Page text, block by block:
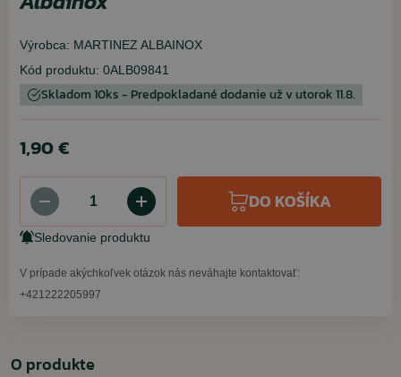
Výrobca: MARTINEZ ALBAINOX
Kód produktu: 0ALB09841
Skladom 10ks - Predpokladané dodanie už v utorok 11.8.
1,90 €
DO KOŠÍKA
Sledovanie produktu
V prípade akýchkoľvek otázok nás neváhajte kontaktovať:
+421222205997
O produkte